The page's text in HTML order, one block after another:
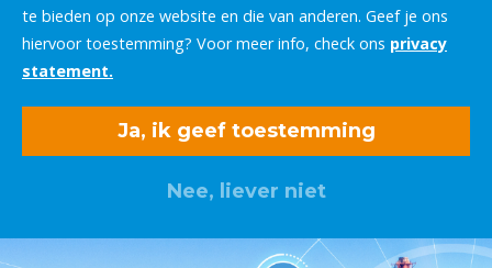
te bieden op onze website en die van anderen. Geef je ons
hiervoor toestemming? Voor meer info, check ons privacy
statement.
Ja, ik geef toestemming
Nee, liever niet